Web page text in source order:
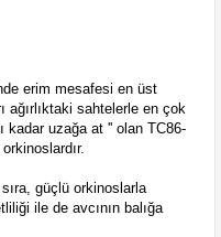
erim mesafesi en üst
ağırlıktaki sahtelerle en çok
kadar uzağa at '' olan TC86-
güçlü orkinoslarla
ile de avcının balığa